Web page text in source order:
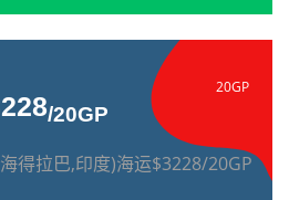
20GP
/20GP
得拉巴,印度)海运$3228/20GP